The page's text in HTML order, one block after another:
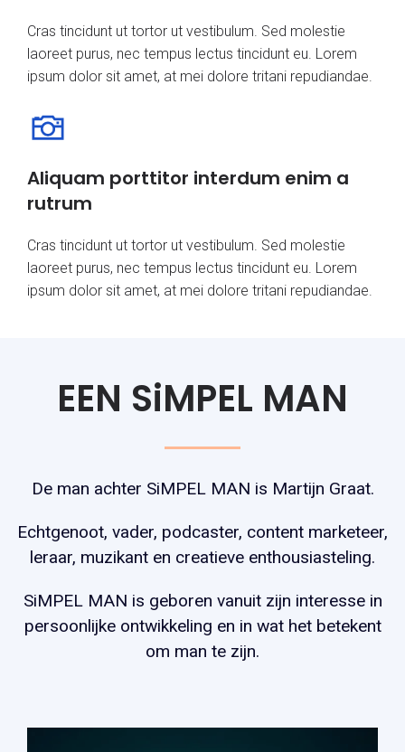
Cras tincidunt ut tortor ut vestibulum. Sed molestie
laoreet purus, nec tempus lectus tincidunt eu. Lorem
ipsum dolor sit amet, at mei dolore tritani repudiandae.
Aliquam porttitor interdum enim a
rutrum
Cras tincidunt ut tortor ut vestibulum. Sed molestie
laoreet purus, nec tempus lectus tincidunt eu. Lorem
ipsum dolor sit amet, at mei dolore tritani repudiandae.
EEN SiMPEL MAN
De man achter SiMPEL MAN is Martijn Graat.
Echtgenoot, vader, podcaster, content marketeer,
leraar, muzikant en creatieve enthousiasteling.
SiMPEL MAN is geboren vanuit zijn interesse in
persoonlijke ontwikkeling en in wat het betekent
om man te zijn.